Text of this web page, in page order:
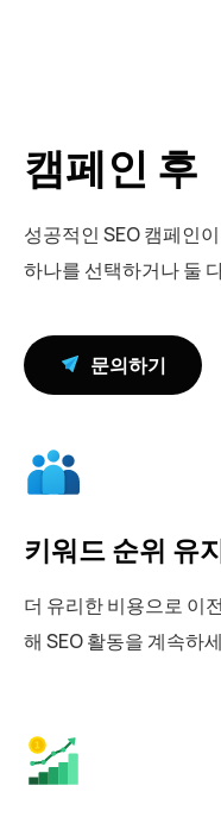
캠페인 후
성공적인 SEO 캠페인
하나를 선택하거나 둘
문의하기
키워드 순위 유
더 유리한 비용으로 이
해 SEO 활동을 계속하